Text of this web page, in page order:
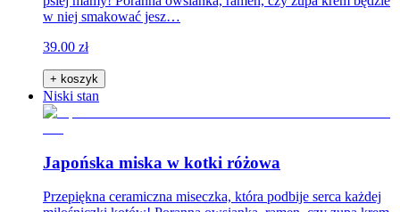
w niej smakować jesz…
39.00 zł
+ koszyk
Niski stan
Japońska miska w kotki różowa
Przepiękna ceramiczna miseczka, która podbije serca każdej